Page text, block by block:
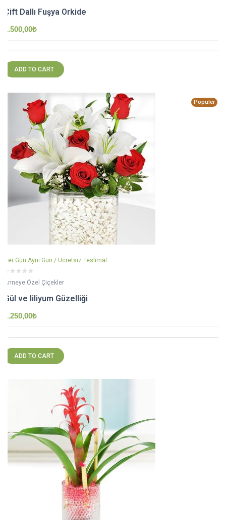
Çift Dallı Fuşya Orkide
1.500,00₺
ADD TO CART
Popüler
Her Gün Aynı Gün / Ücretsiz Teslimat
Anneye Özel Çiçekler
Gül ve liliyum Güzelliği
1.250,00₺
ADD TO CART